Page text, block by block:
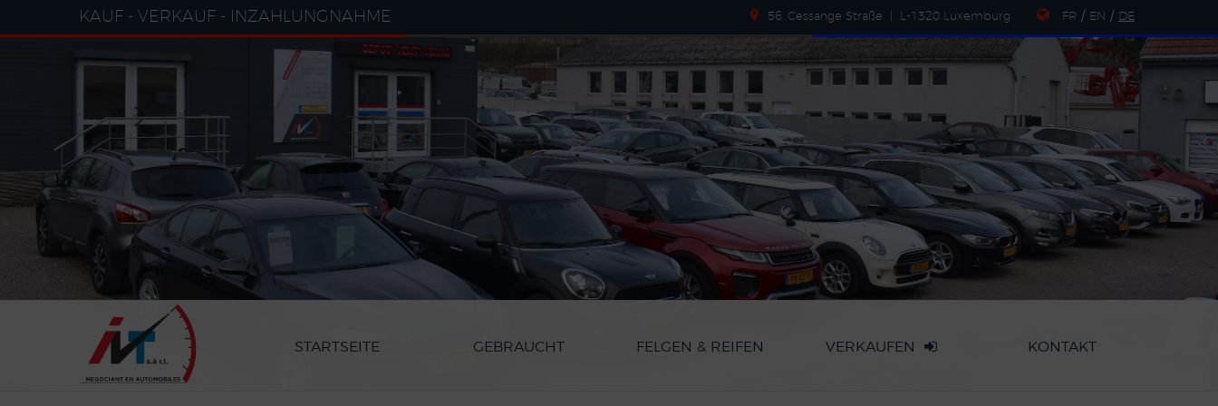
KAUF - VERKAUF - INZAHLUNGNAHME 56, Cessange Straße L-1320 Luxemburg FR / EN / DE
STARTSEITE GEBRAUCHT FELGEN & REIFEN VERKAUFEN KONTAKT
Cookie-Einstellungen